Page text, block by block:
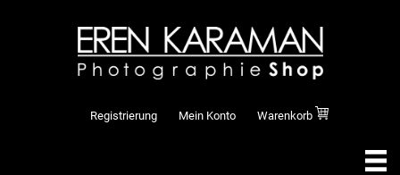
Registrierung Mein Konto Warenkorb